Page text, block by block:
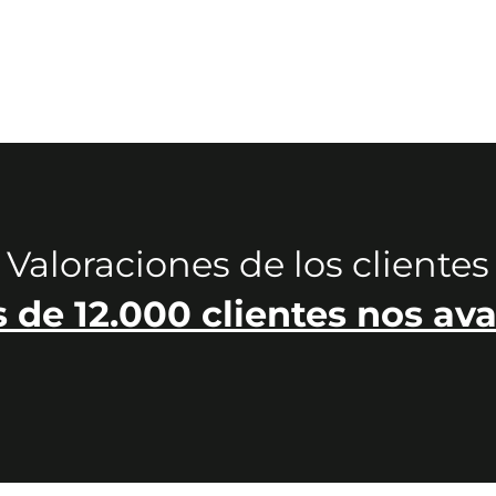
Valoraciones de los clientes
de 12.000 clientes nos